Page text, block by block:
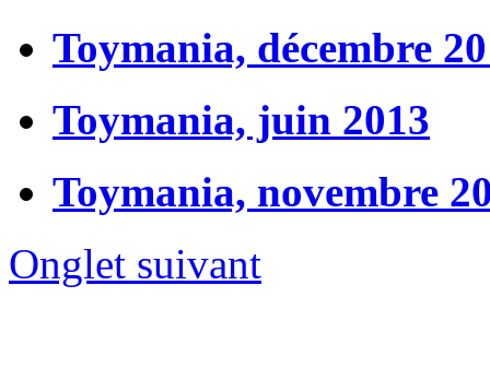
Toymania, décembre
Toymania, juin 2013
Toymania, novembre
Onglet suivant